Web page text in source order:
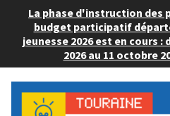
La phase d'instruction des
budget participatif
jeunesse 2026 est en cours :
2026 au 11 octobre